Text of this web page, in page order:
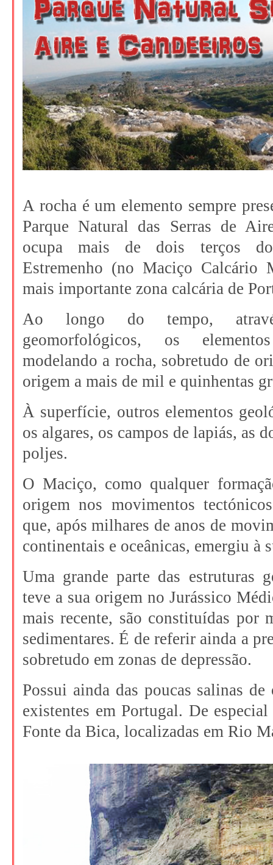
A rocha é um elemento sempre
Parque Natural das Serras de
ocupa mais de dois terços
Estremenho (no Maciço Calcário
mais importante zona calcária de
Ao longo do tempo,
geomorfológicos, os
modelando a rocha, sobretudo de
origem a mais de mil e quinhentas
À superfície, outros elementos
os algares, os campos de lapiás, as
poljes.
O Maciço, como qualquer
origem nos movimentos
que, após milhares de anos de
continentais e oceânicas, emergiu à
Uma grande parte das estruturas
teve a sua origem no Jurássico
mais recente, são constituídas por
sedimentares. É de referir ainda a
sobretudo em zonas de depressão.
Possui ainda das poucas salinas
existentes em Portugal. De
Fonte da Bica, localizadas em Rio